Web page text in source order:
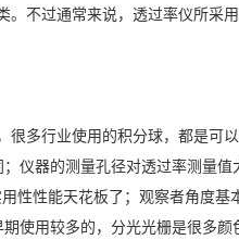
不过通常来说，透过率仪所采
很多行业使用的积分球，都是可
仪器的测量孔径对透过率测量值
性性能天花板了；观察者角度基
使用较多的，分光光栅是很多颜